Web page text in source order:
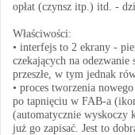
opłat (czynsz itp.) itd. -
Właściwości:
• interfejs to 2 ekrany -
czekających na
przeszłe, w tym jednak
• proces tworzenia
po tapnięciu w FAB-a
(automatycznie wyskoczy
już go zapisać. Jest to